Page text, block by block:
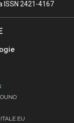
ISSN 2421-4167